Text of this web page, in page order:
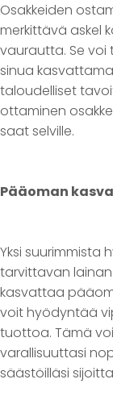
Osakkeiden
merkittävä askel
vaurautta. Se
sinua
taloudelliset
ottaminen
saat selville.
Pääoman
Yksi suurimmista
tarvittavan
kasvattaa
voit hyödyntää
tuottoa. Tämä
varallisuuttasi
säästöilläsi